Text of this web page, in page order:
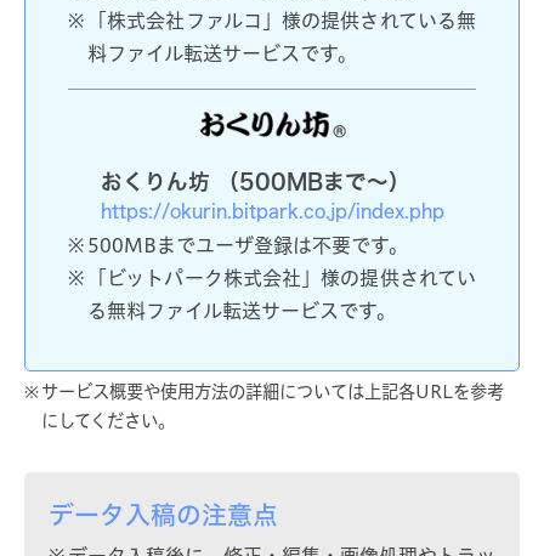
「株式会社ファルコ」様の提供されている無
料ファイル転送サービスです。
おくりん坊 （500MBまで〜）
https://okurin.bitpark.co.jp/index.php
500MBまでユーザ登録は不要です。
「ビットパーク株式会社」様の提供されてい
る無料ファイル転送サービスです。
サービス概要や使用方法の詳細については上記各URLを参考
にしてください。
データ入稿の注意点